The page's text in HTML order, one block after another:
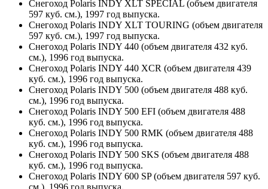
Снегоход Polaris INDY XLT SPECIAL (объем двигателя
597 куб. см.), 1997 год выпуска.
Снегоход Polaris INDY XLT TOURING (объем двигателя
597 куб. см.), 1997 год выпуска.
Снегоход Polaris INDY 440 (объем двигателя 432 куб.
см.), 1996 год выпуска.
Снегоход Polaris INDY 440 XCR (объем двигателя 439
куб. см.), 1996 год выпуска.
Снегоход Polaris INDY 500 (объем двигателя 488 куб.
см.), 1996 год выпуска.
Снегоход Polaris INDY 500 EFI (объем двигателя 488
куб. см.), 1996 год выпуска.
Снегоход Polaris INDY 500 RMK (объем двигателя 488
куб. см.), 1996 год выпуска.
Снегоход Polaris INDY 500 SKS (объем двигателя 488
куб. см.), 1996 год выпуска.
Снегоход Polaris INDY 600 SP (объем двигателя 597 куб.
см.), 1996 год выпуска.